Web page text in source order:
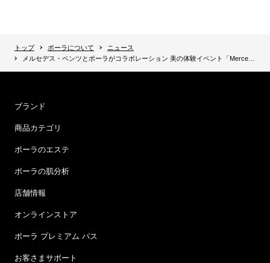
トップ ポーラについて
ニュース
メルセデス・ベンツとポーラがコラボレーション 美の体験イベント「Mercedes-Benz Connection NEXTDOOR POLA TALKER’S TABLE FEAT.WE/」を開催
ブランド
商品カテゴリ
ポーラのエステ
ポーラの肌分析
店舗情報
オンラインストア
ポーラ プレミアム パス
お客さまサポート